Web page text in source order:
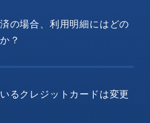
の場合、利用明細にはどの
？
るクレジットカードは変更